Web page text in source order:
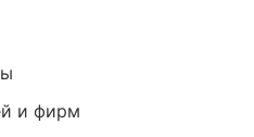
и фирм